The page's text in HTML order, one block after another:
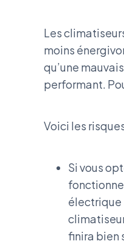
Les
moins
qu’une
performant.
Voici les
Si vous
électrique
finira bien